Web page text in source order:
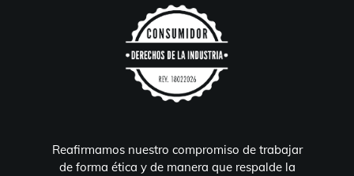
Reafirmamos nuestro compromiso de trabajar
de forma ética y de manera que respalde la